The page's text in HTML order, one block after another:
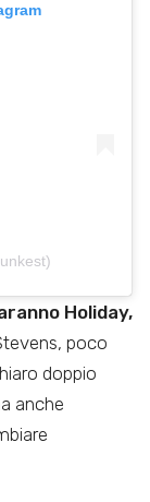
Holiday,
poco
doppio
anche